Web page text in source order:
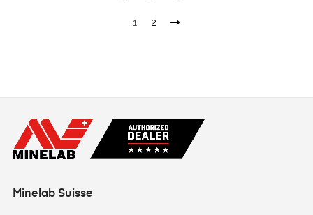
1 2
Minelab Suisse